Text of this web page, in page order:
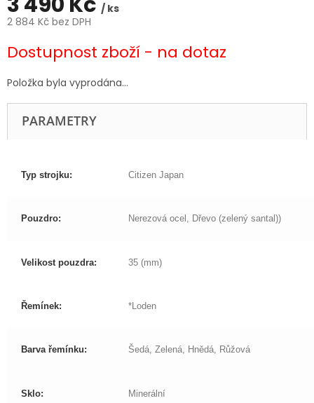
/ ks
2 884 Kč bez DPH
cena:
Dostupnost zboží - na dotaz
Položka byla vyprodána…
PARAMETRY
Typ strojku: Citizen Japan
Pouzdro: Nerezová ocel, Dřevo (zelený santal))
Velikost pouzdra: 35 (mm)
Řemínek: *Loden
Barva řemínku: Šedá, Zelená, Hnědá, Růžová
Sklo: Minerální